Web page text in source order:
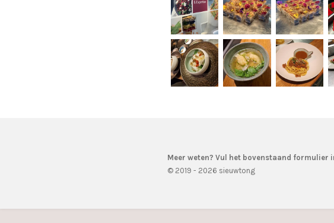
Meer weten? Vul het bovenstaand formulier
© 2019 - 2026 sieuwtong